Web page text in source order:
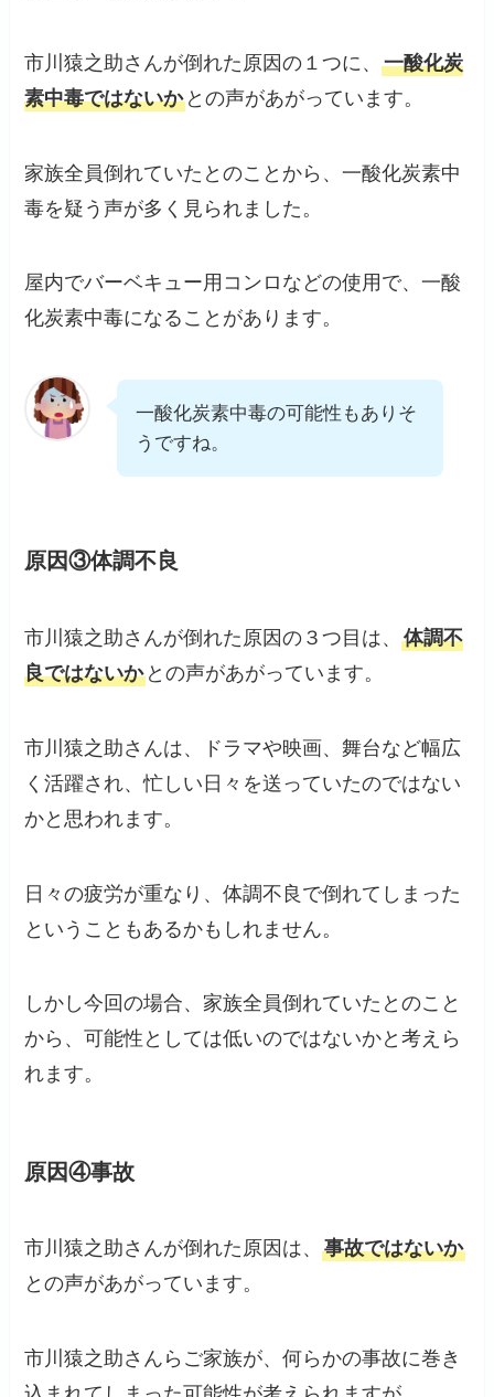
市川猿之助さんが倒れた原因の１つに、一酸化炭
素中毒ではないか との声があがっています。
家族全員倒れていたとのことから、一酸化炭素中
毒を疑う声が多く見られました。
屋内でバーベキュー用コンロなどの使用で、一酸
化炭素中毒になることがあります。
一酸化炭素中毒の可能性もありそ
うですね。
原因③体調不良
市川猿之助さんが倒れた原因の３つ目は、体調不
良ではないか との声があがっています。
市川猿之助さんは、ドラマや映画、舞台など幅広
く活躍され、忙しい日々を送っていたのではない
かと思われます。
日々の疲労が重なり、体調不良で倒れてしまった
ということもあるかもしれません。
しかし今回の場合、家族全員倒れていたとのこと
から、可能性としては低いのではないかと考えら
れます。
原因④事故
市川猿之助さんが倒れた原因は、事故ではないか
との声があがっています。
市川猿之助さんらご家族が、何らかの事故に巻き